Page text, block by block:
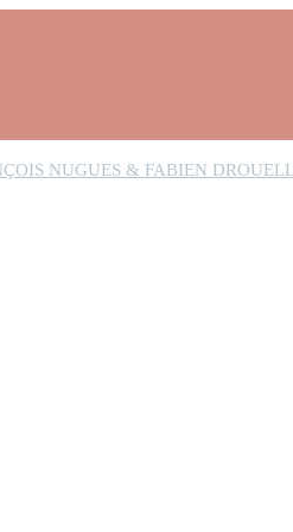
NUGUES & FABIEN
des cookies